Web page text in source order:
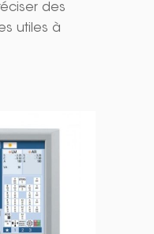
des
utiles à